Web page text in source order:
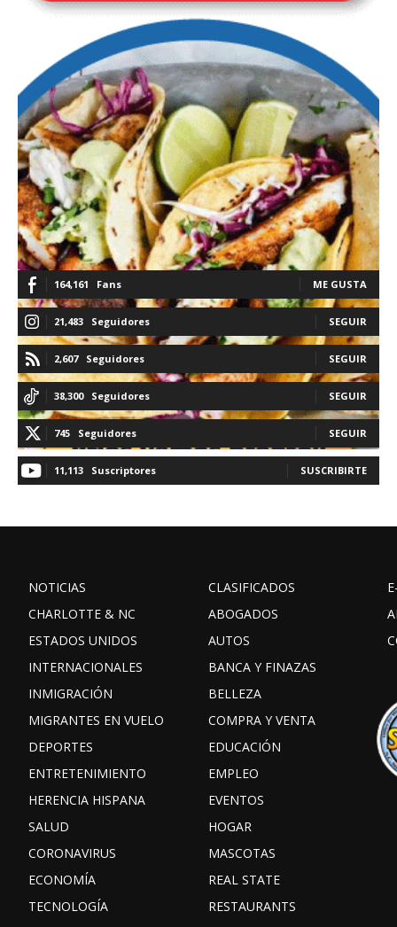
164,161 Fans ME GUSTA
21,483 Seguidores SEGUIR
2,607 Seguidores SEGUIR
38,300 Seguidores SEGUIR
745 Seguidores SEGUIR
11,113 Suscriptores SUSCRIBIRTE
NOTICIAS
CHARLOTTE & NC
ESTADOS UNIDOS
INTERNACIONALES
INMIGRACIÓN
MIGRANTES EN VUELO
DEPORTES
ENTRETENIMIENTO
HERENCIA HISPANA
SALUD
CORONAVIRUS
ECONOMÍA
TECNOLOGÍA
CLASIFICADOS
ABOGADOS
AUTOS
BANCA Y FINAZAS
BELLEZA
COMPRA Y VENTA
EDUCACIÓN
EMPLEO
EVENTOS
HOGAR
MASCOTAS
REAL STATE
RESTAURANTS